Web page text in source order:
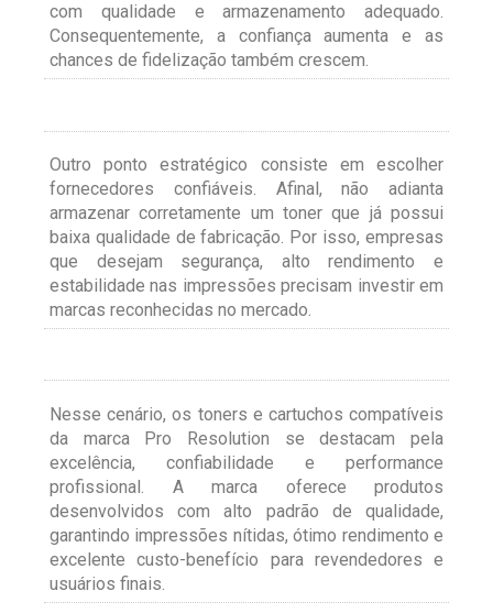
com qualidade e armazenamento adequado.
Consequentemente, a confiança aumenta e as
chances de fidelização também crescem.
Outro ponto estratégico consiste em escolher
fornecedores confiáveis. Afinal, não adianta
armazenar corretamente um toner que já possui
baixa qualidade de fabricação. Por isso, empresas
que desejam segurança, alto rendimento e
estabilidade nas impressões precisam investir em
marcas reconhecidas no mercado.
Nesse cenário, os toners e cartuchos compatíveis
da marca Pro Resolution se destacam pela
excelência, confiabilidade e performance
profissional. A marca oferece produtos
desenvolvidos com alto padrão de qualidade,
garantindo impressões nítidas, ótimo rendimento e
excelente custo-benefício para revendedores e
usuários finais.